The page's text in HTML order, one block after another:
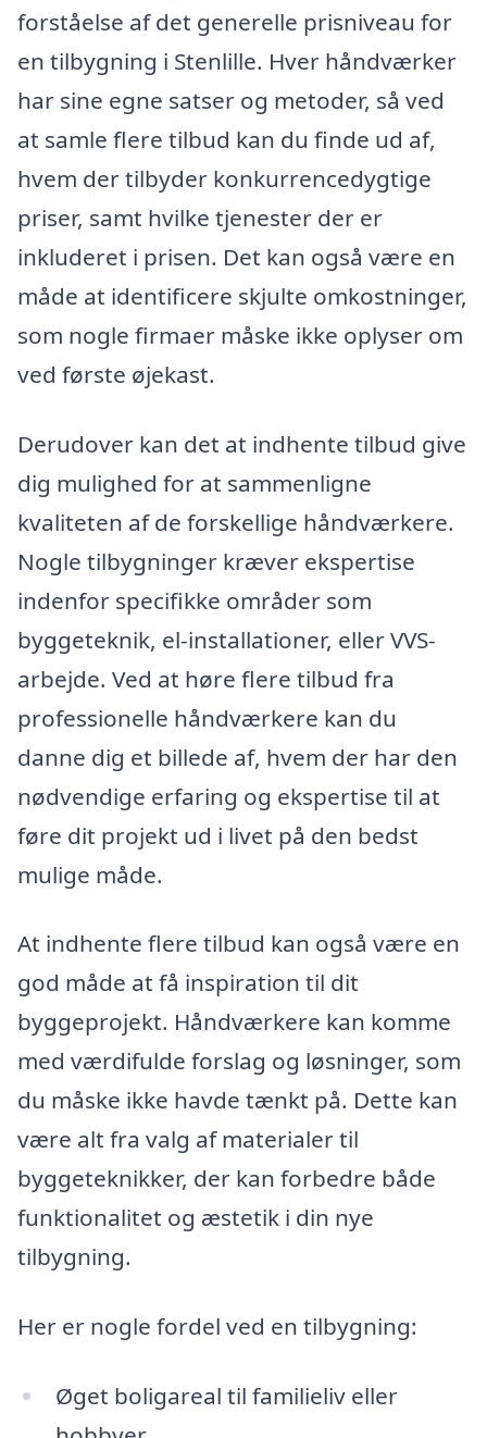
forståelse af det generelle prisniveau for
en tilbygning i Stenlille. Hver håndværker
har sine egne satser og metoder, så ved
at samle flere tilbud kan du finde ud af,
hvem der tilbyder konkurrencedygtige
priser, samt hvilke tjenester der er
inkluderet i prisen. Det kan også være en
måde at identificere skjulte omkostninger,
som nogle firmaer måske ikke oplyser om
ved første øjekast.
Derudover kan det at indhente tilbud give
dig mulighed for at sammenligne
kvaliteten af de forskellige håndværkere.
Nogle tilbygninger kræver ekspertise
indenfor specifikke områder som
byggeteknik, el-installationer, eller VVS-
arbejde. Ved at høre flere tilbud fra
professionelle håndværkere kan du
danne dig et billede af, hvem der har den
nødvendige erfaring og ekspertise til at
føre dit projekt ud i livet på den bedst
mulige måde.
At indhente flere tilbud kan også være en
god måde at få inspiration til dit
byggeprojekt. Håndværkere kan komme
med værdifulde forslag og løsninger, som
du måske ikke havde tænkt på. Dette kan
være alt fra valg af materialer til
byggeteknikker, der kan forbedre både
funktionalitet og æstetik i din nye
tilbygning.
Her er nogle fordel ved en tilbygning:
Øget boligareal til familieliv eller